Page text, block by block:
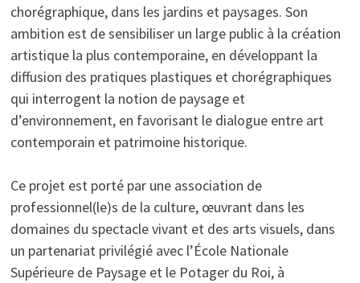
chorégraphique, dans les jardins et paysages. Son
ambition est de sensibiliser un large public à la création
artistique la plus contemporaine, en développant la
diffusion des pratiques plastiques et chorégraphiques
qui interrogent la notion de paysage et
d’environnement, en favorisant le dialogue entre art
contemporain et patrimoine historique.
Ce projet est porté par une association de
professionnel(le)s de la culture, œuvrant dans les
domaines du spectacle vivant et des arts visuels, dans
un partenariat privilégié avec l’École Nationale
Supérieure de Paysage et le Potager du Roi, à